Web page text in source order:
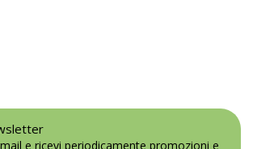
e ricevi periodicamente promozioni e